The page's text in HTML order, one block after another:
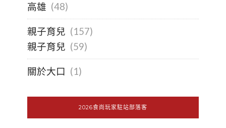
高雄 (48)
親子育兒 (157)
親子育兒 (59)
關於大口 (1)
2026食尚玩家駐站部落客